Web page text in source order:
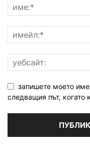
запишете моето
следващия път, когато